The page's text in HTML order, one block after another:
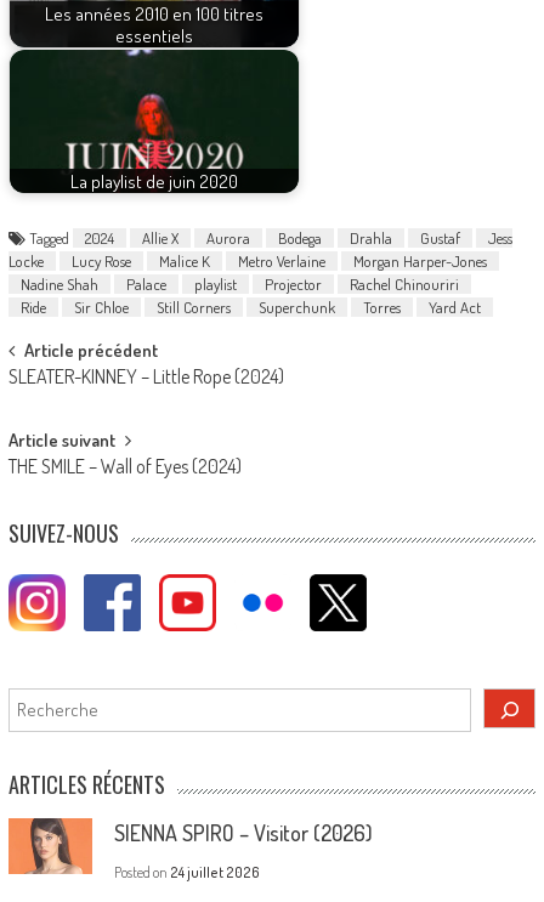
Les années 2010 en 100 titres
essentiels
La playlist de juin 2020
Tagged 2024 Allie X Aurora Bodega Drahla Gustaf
Jess
Locke
Lucy Rose Malice K Metro Verlaine
Morgan Harper-Jones
Nadine Shah
Palace playlist Projector
Rachel Chinouriri
Ride
Sir Chloe Still Corners Superchunk Torres Yard Act
Post
navigation
Article précédent
SLEATER-KINNEY – Little Rope (2024)
Article suivant
THE SMILE – Wall of Eyes (2024)
SUIVEZ-NOUS
Rechercher
ARTICLES RÉCENTS
SIENNA SPIRO – Visitor (2026)
Posted on 24 juillet 2026